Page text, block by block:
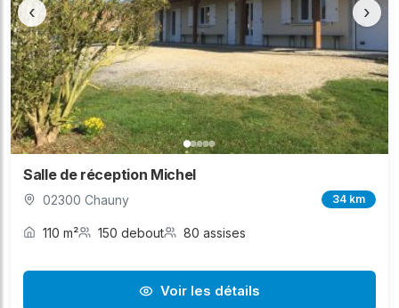
‹ ›
Salle de réception Michel
02300 Chauny 34 km
110 m² 150 debout 80 assises
Voir les détails